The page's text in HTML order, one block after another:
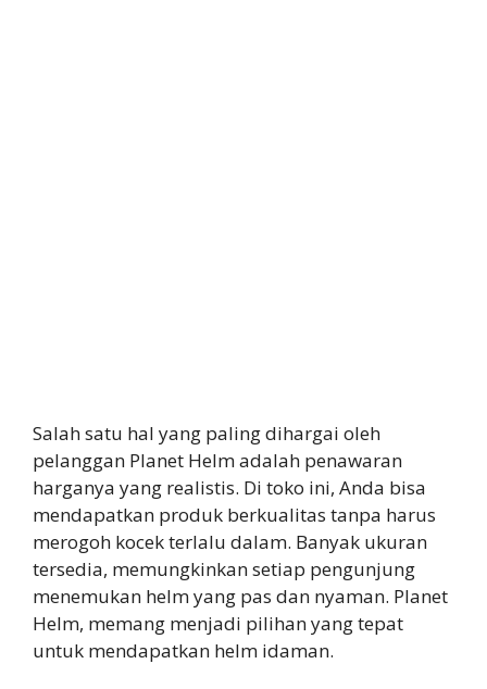
Salah satu hal yang paling dihargai oleh
pelanggan Planet Helm adalah penawaran
harganya yang realistis. Di toko ini, Anda bisa
mendapatkan produk berkualitas tanpa harus
merogoh kocek terlalu dalam. Banyak ukuran
tersedia, memungkinkan setiap pengunjung
menemukan helm yang pas dan nyaman. Planet
Helm, memang menjadi pilihan yang tepat
untuk mendapatkan helm idaman.